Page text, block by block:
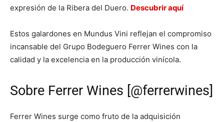
expresión de la Ribera del Duero. Descubrir aquí
Estos galardones en Mundus Vini reflejan el compromiso
incansable del Grupo Bodeguero Ferrer Wines con la
calidad y la excelencia en la producción vinícola.
Sobre Ferrer Wines [@ferrerwines]
Ferrer Wines surge como fruto de la adquisición